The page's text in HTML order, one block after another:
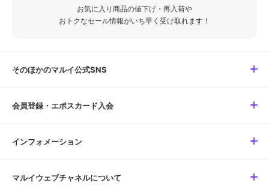
お気に入り商品の値下げ・再入荷や
おトクなセール情報がいち早く受け取れます！
そのほかのマルイ公式SNS
会員登録・エポスカード入会
インフォメーション
マルイウェブチャネルについて